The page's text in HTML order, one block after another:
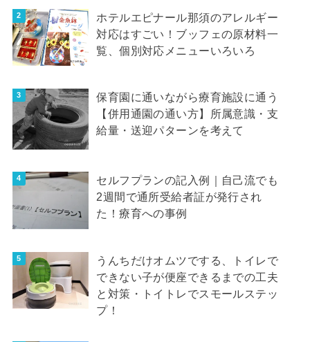
ホテルエピナール那須のアレルギー
対応はすごい！ブッフェの原材料一
覧、個別対応メニューいろいろ
保育園に通いながら療育施設に通う
【併用通園の通い方】所属意識・支
給量・送迎パターンを考えて
セルフプランの記入例｜自己流でも
2週間で通所受給者証が発行され
た！療育への事例
うんちだけオムツでする、トイレで
できない子が便座できるまでの工夫
と対策・トイトレでスモールステッ
プ！